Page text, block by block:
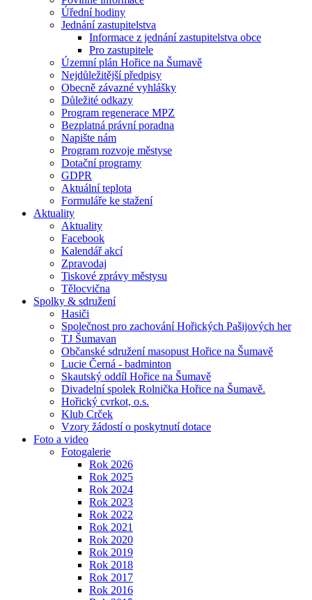
Úřední hodiny
Jednání zastupitelstva
Informace z jednání zastupitelstva obce
Pro zastupitele
Územní plán Hořice na Šumavě
Nejdůležitější předpisy
Obecně závazné vyhlášky
Důležité odkazy
Program regenerace MPZ
Bezplatná právní poradna
Napište nám
Program rozvoje městyse
Dotační programy
GDPR
Aktuální teplota
Formuláře ke stažení
Aktuality
Aktuality
Facebook
Kalendář akcí
Zpravodaj
Tiskové zprávy městysu
Tělocvična
Spolky & sdružení
Hasiči
Společnost pro zachování Hořických Pašijových her
TJ Šumavan
Občanské sdružení masopust Hořice na Šumavě
Lucie Černá - badminton
Skautský oddíl Hořice na Šumavě
Divadelní spolek Rolnička Hořice na Šumavě.
Hořický cvrkot, o.s.
Klub Crček
Vzory žádostí o poskytnutí dotace
Foto a video
Fotogalerie
Rok 2026
Rok 2025
Rok 2024
Rok 2023
Rok 2022
Rok 2021
Rok 2020
Rok 2019
Rok 2018
Rok 2017
Rok 2016